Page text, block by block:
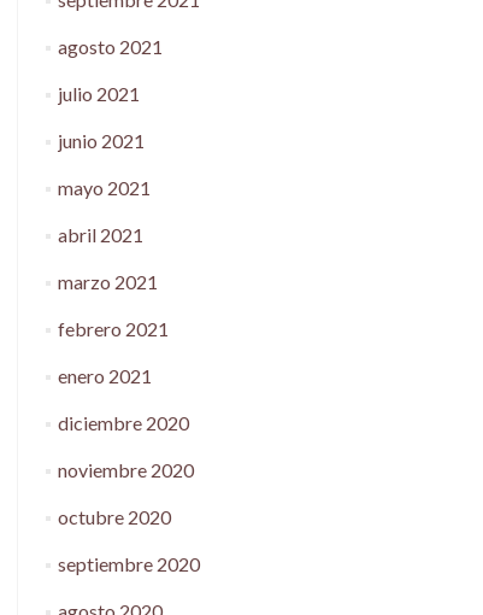
agosto 2021
julio 2021
junio 2021
mayo 2021
abril 2021
marzo 2021
febrero 2021
enero 2021
diciembre 2020
noviembre 2020
octubre 2020
septiembre 2020